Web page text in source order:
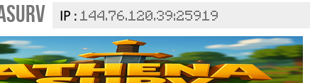
IP : 144.76.120.39:25919